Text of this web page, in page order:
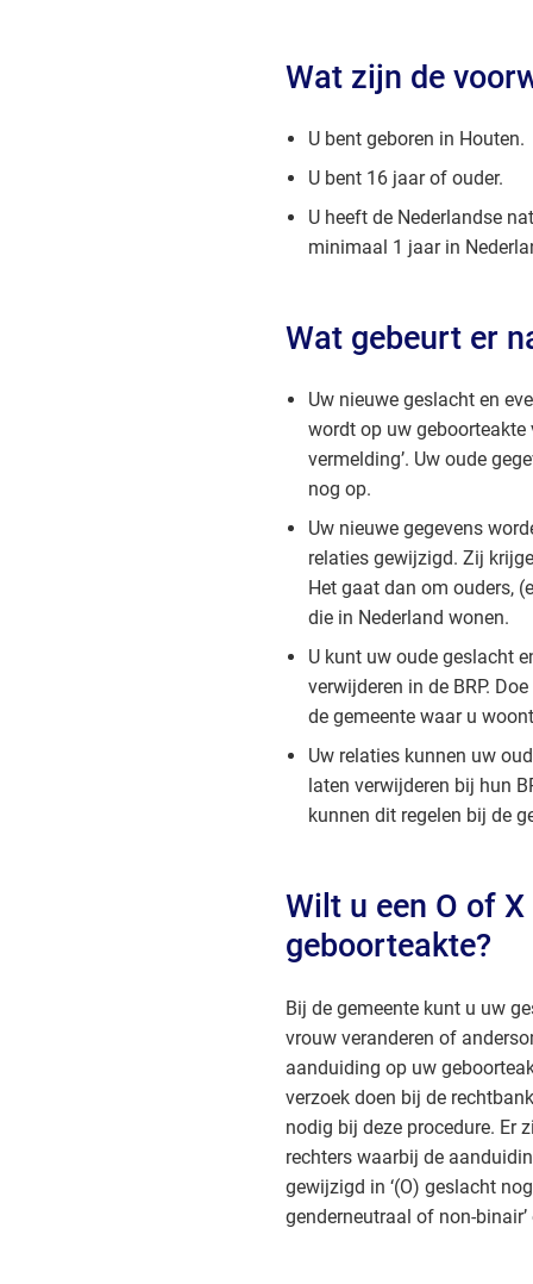
Wat zijn de
U bent geboren in Houten.
U bent 16 jaar of ouder.
U heeft de Nederlandse
minimaal 1 jaar in
Wat gebeurt er
Uw nieuwe geslacht en
wordt op uw geboorteakte
vermelding’. Uw oude
nog op.
Uw nieuwe gegevens
relaties gewijzigd. Zij
Het gaat dan om ouders,
die in Nederland wonen.
U kunt uw oude geslacht
verwijderen in de BRP.
de gemeente waar u
Uw relaties kunnen uw
laten verwijderen bij hun
kunnen dit regelen bij de
Wilt u een O of
geboorteakte?
Bij de gemeente kunt u uw
vrouw veranderen of
aanduiding op uw
verzoek doen bij de
nodig bij deze procedure. Er
rechters waarbij de
gewijzigd in ‘(O) geslacht
genderneutraal of non-